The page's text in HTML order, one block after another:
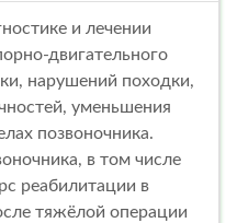
и лечении
двигательного
нарушений походки,
уменьшения
позвоночника.
в том числе
реабилитации в
тяжёлой операции